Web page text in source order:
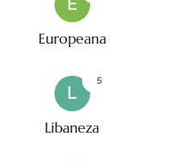
Europeana
L
Libaneza
5